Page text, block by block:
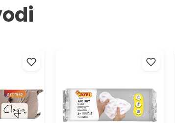
Clay with